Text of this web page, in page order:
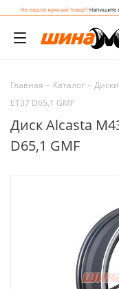
Главная - Каталог - Диски
ET37 D65,1 GMF
Диск Alcasta
D65,1 GMF